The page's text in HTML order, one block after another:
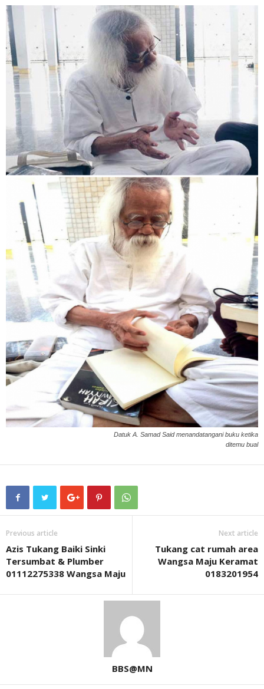
Datuk A. Samad Said menandatangani buku ketika
ditemu bual
Previous article
Azis Tukang Baiki Sinki
Tersumbat & Plumber
01112275338 Wangsa Maju
Next article
Tukang cat rumah area
Wangsa Maju Keramat
0183201954
BBS@MN